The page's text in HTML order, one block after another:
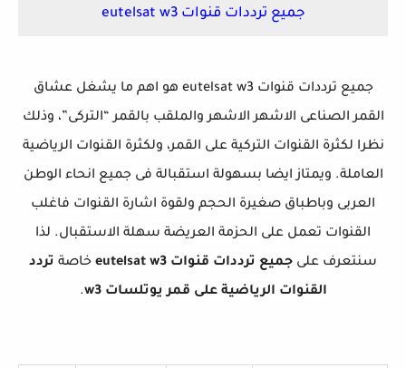
جميع ترددات قنوات eutelsat w3
جميع ترددات قنوات eutelsat w3 هو اهم ما يشغل عشاق
القمر الصناعى الاشهر الاشهر والملقب بالقمر “التركى”، وذلك
نظرا لكثرة القنوات التركية على القمر، ولكثرة القنوات الرياضية
العاملة. ويمتاز ايضا بسهولة استقبالة فى جميع انحاء الوطن
العربى وباطباق صغيرة الحجم ولقوة اشارة القنوات فاغلب
القنوات تعمل على الحزمة العريضة سهلة الاستقبال. لذا
سنتعرف على جميع ترددات قنوات eutelsat w3 خاصة تردد
القنوات الرياضية على قمر يوتلسات w3
.